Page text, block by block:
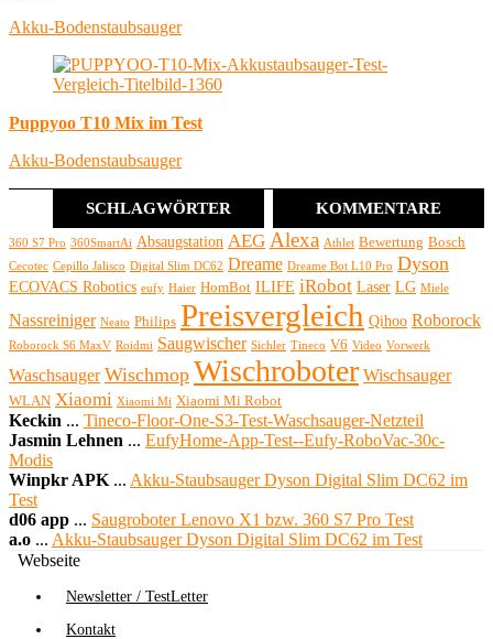
Akku-Bodenstaubsauger
Puppyoo T10 Mix im Test
Akku-Bodenstaubsauger
SCHLAGWÖRTER KOMMENTARE
360 S7 Pro 360SmartAi Absaugstation AEG Alexa Athlet Bewertung Bosch
Cecotec Cepillo Jalisco Digital Slim DC62 Dreame Dreame Bot L10 Pro Dyson
ECOVACS Robotics eufy Haier HomBot ILIFE iRobot Laser LG Miele
Nassreiniger Neato Philips Preisvergleich Qihoo Roborock
Roborock S6 MaxV Roidmi Saugwischer Sichler Tineco V6 Video Vorwerk
Waschsauger Wischmop Wischroboter Wischsauger
WLAN Xiaomi Xiaomi Mi Xiaomi Mi Robot
Keckin ... Tineco-Floor-One-S3-Test-Waschsauger-Netzteil
Jasmin Lehnen ... EufyHome-App-Test--Eufy-RoboVac-30c-
Modis
Winpkr APK ... Akku-Staubsauger Dyson Digital Slim DC62 im
Test
d06 app ... Saugroboter Lenovo X1 bzw. 360 S7 Pro Test
a.o ... Akku-Staubsauger Dyson Digital Slim DC62 im Test
Webseite
Newsletter / TestLetter
Kontakt